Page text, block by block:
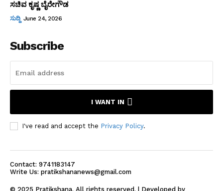
ಸಚಿವ ಕೃಷ್ಣ ಬೈರೇಗೌಡ
ಸುದ್ದಿ June 24, 2026
Subscribe
I WANT IN
I've read and accept the Privacy Policy.
Contact: 9741183147
Write Us: pratikshananews@gmail.com
© 2025 Pratikshana. All rights reserved. | Developed by